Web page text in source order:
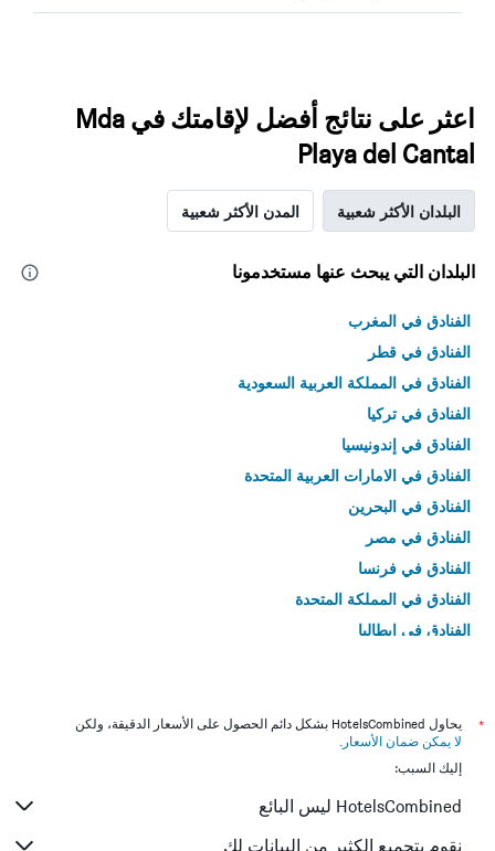
اعثر على نتائج أفضل لإقامتك في Mda
Playa del Cantal
البلدان الأكثر شعبية المدن الأكثر شعبية
البلدان التي يبحث عنها مستخدمونا
الفنادق في المغرب
الفنادق في قطر
الفنادق في المملكة العربية السعودية
الفنادق في تركيا
الفنادق في إندونيسيا
الفنادق في الامارات العربية المتحدة
الفنادق في البحرين
الفنادق في مصر
الفنادق في فرنسا
الفنادق في المملكة المتحدة
الفنادق في إيطاليا
*
يحاول HotelsCombined بشكل دائم الحصول على الأسعار الدقيقة، ولكن
لا يمكن ضمان الأسعار .
إليك السبب:
HotelsCombined ليس البائع
نقوم بتجميع الكثير من البيانات لك